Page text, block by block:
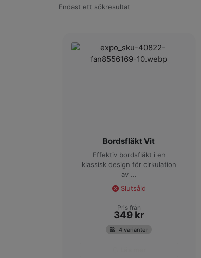
Endast ett sökresultat
Bordsfläkt Vit
Effektiv bordsfläkt i en
klassisk design för cirkulation
av ...
Slutsåld
Pris från
349 kr
4 varianter